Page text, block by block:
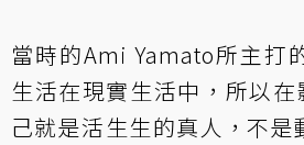
當時的Ami Yamato所主打
生活在現實生活中，所以
己就是活生生的真人，不是